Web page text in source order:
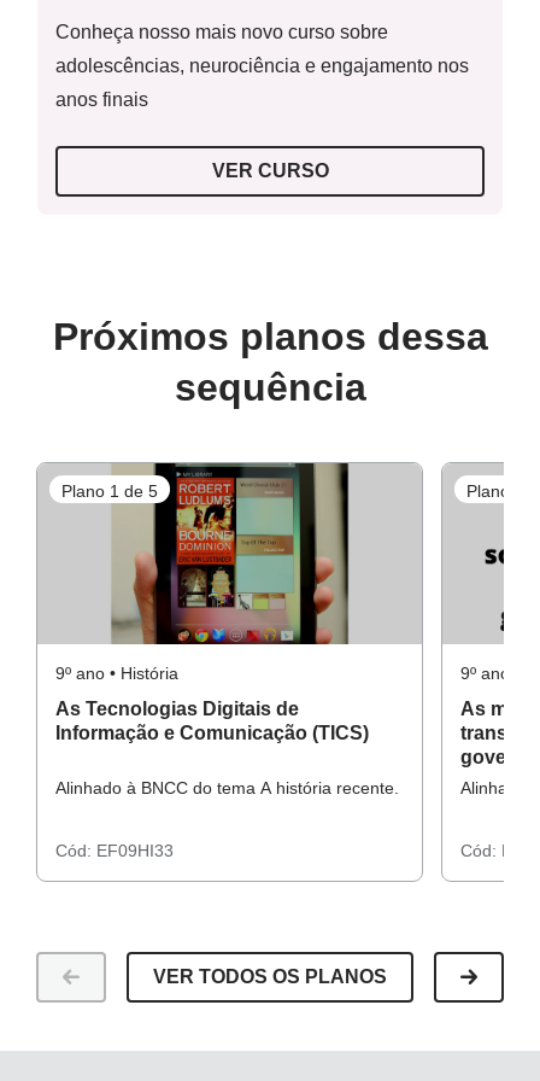
Conheça nosso mais novo curso sobre
adolescências, neurociência e engajamento nos
anos finais
VER CURSO
Próximos planos dessa
sequência
Plano 1 de 5
9º ano • História
As Tecnologias Digitais de
Informação e Comunicação (TICS)
Alinhado à BNCC do tema A história recente.
Cód: EF09HI33
Plano 3
9º ano •
As
Alinhado
Cód:
VER TODOS OS PLANOS